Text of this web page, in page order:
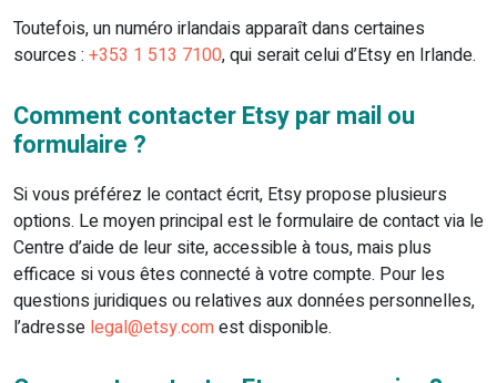
Toutefois, un numéro irlandais apparaît dans certaines
sources : +353 1 513 7100, qui serait celui d’Etsy en Irlande.
Comment contacter Etsy par mail ou
formulaire ?
Si vous préférez le contact écrit, Etsy propose plusieurs
options. Le moyen principal est le formulaire de contact via le
Centre d’aide de leur site, accessible à tous, mais plus
efficace si vous êtes connecté à votre compte. Pour les
questions juridiques ou relatives aux données personnelles,
l’adresse legal@etsy.comest disponible.